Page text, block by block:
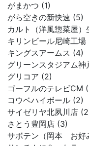
がまかつ (1)
がら空きの新快速 (5)
カルト（洋風惣菜屋
キリンビール尼崎工場
キングスアームス (4)
グリーンスタジアム神
グリコア (2)
ゴーフルのテレビCM
コウベハイボール (2)
サイゼリヤ北夙川店
さとう豊岡店 (3)
サボテン（岡本 お好